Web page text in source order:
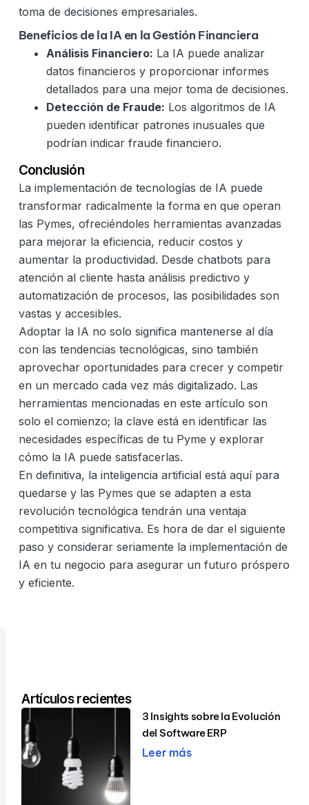
toma de decisiones empresariales.
Beneficios de la IA en la Gestión Financiera
Análisis Financiero: La IA puede analizar
datos financieros y proporcionar informes
detallados para una mejor toma de decisiones.
Detección de Fraude: Los algoritmos de IA
pueden identificar patrones inusuales que
podrían indicar fraude financiero.
Conclusión
La implementación de tecnologías de IA puede
transformar radicalmente la forma en que operan
las Pymes, ofreciéndoles herramientas avanzadas
para mejorar la eficiencia, reducir costos y
aumentar la productividad. Desde chatbots para
atención al cliente hasta análisis predictivo y
automatización de procesos, las posibilidades son
vastas y accesibles.
Adoptar la IA no solo significa mantenerse al día
con las tendencias tecnológicas, sino también
aprovechar oportunidades para crecer y competir
en un mercado cada vez más digitalizado. Las
herramientas mencionadas en este artículo son
solo el comienzo; la clave está en identificar las
necesidades específicas de tu Pyme y explorar
cómo la IA puede satisfacerlas.
En definitiva, la inteligencia artificial está aquí para
quedarse y las Pymes que se adapten a esta
revolución tecnológica tendrán una ventaja
competitiva significativa. Es hora de dar el siguiente
paso y considerar seriamente la implementación de
IA en tu negocio para asegurar un futuro próspero
y eficiente.
Artículos recientes
3 Insights sobre la Evolución
del Software ERP
Leer más